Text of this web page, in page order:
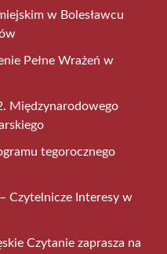
w Bolesławcu
Pełne Wrażeń w
Międzynarodowego
tegorocznego
Czytelnicze Interesy w
Czytanie zaprasza na